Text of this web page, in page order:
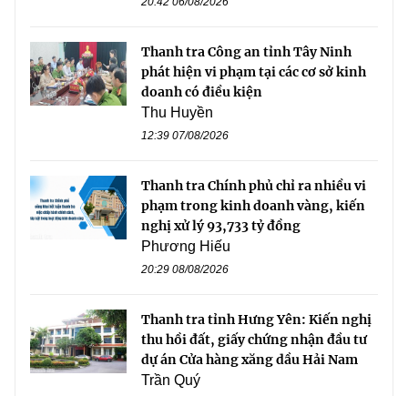
Thanh tra Công an tỉnh Tây Ninh
phát hiện vi phạm tại các cơ sở kinh
doanh có điều kiện
Thu Huyền
12:39 07/08/2026
Thanh tra Chính phủ chỉ ra nhiều vi
phạm trong kinh doanh vàng, kiến
nghị xử lý 93,733 tỷ đồng
Phương Hiếu
20:29 08/08/2026
Thanh tra tỉnh Hưng Yên: Kiến nghị
thu hồi đất, giấy chứng nhận đầu tư
dự án Cửa hàng xăng dầu Hải Nam
Trần Quý